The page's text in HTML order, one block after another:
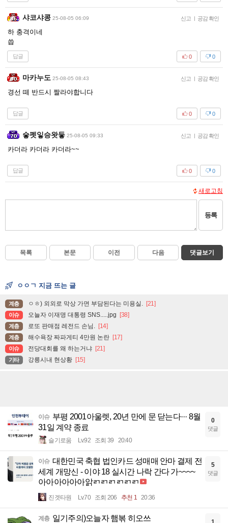
샤코샤콩 25-08-05 06:09 신고 | 공감 확인
하 충격이네
씁
답글 0
0
마카누도 25-08-05 08:43 신고 | 공감 확인
경선 떼 반드시 짤라야합니다
답글 0
0
슿펫잏승왓듷 25-08-05 09:33 신고 | 공감 확인
카더라 카더라 카더라~~
답글 0
0
새로고침
등록
목록 본문 이전 다음 댓글보기
ㅇㅇㄱ 지금 뜨는 글
계층 ㅇㅎ) 외외로 막상 가면 부담된다는 미용실. [21]
이슈 오늘자 이재명 대통령 SNS.....jpg [38]
계층 로또 판매점 레전드 손님. [14]
계층 해수욕장 짜파게티 4만원 논란 [17]
이슈 전당대회를 왜 하는거냐 [21]
기타 강릉시내 현상황 [15]
이슈 부평 2001아울렛, 20년 만에 문 닫는다··· 8월
31일 계약 종료
슬기로움 Lv.92 조회 39 20:40
0
댓글
이슈 대한민국 축협 법인카드 성매매 안마 결제 전
세계 개망신 - 이야 18 실시간 나락 간다 가~~~~
아아아아아아앍ㄺㄺㄺㄺㄺㄺ
진겟타원 Lv.70 조회 206 추천 1 20:36
5
댓글
계층 일기주의)오늘자 햄볶 히오쓰